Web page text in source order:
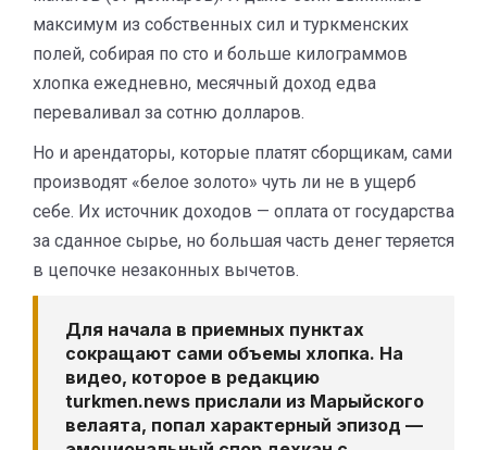
максимум из собственных сил и туркменских
полей, собирая по сто и больше килограммов
хлопка ежедневно, месячный доход едва
переваливал за сотню долларов.
Но и арендаторы, которые платят сборщикам, сами
производят «белое золото» чуть ли не в ущерб
себе. Их источник доходов — оплата от государства
за сданное сырье, но большая часть денег теряется
в цепочке незаконных вычетов.
Для начала в приемных пунктах
сокращают сами объемы хлопка. На
видео, которое в редакцию
turkmen.news прислали из Марыйского
велаята, попал характерный эпизод —